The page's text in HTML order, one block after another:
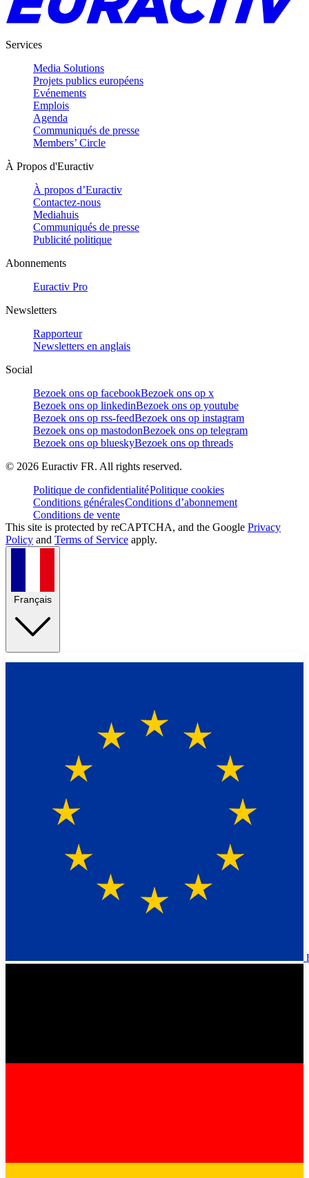
Services
Media Solutions
Projets publics européens
Evénements
Emplois
Agenda
Communiqués de presse
Members’ Circle
À Propos d'Euractiv
À propos d’Euractiv
Contactez-nous
Mediahuis
Communiqués de presse
Publicité politique
Abonnements
Euractiv Pro
Newsletters
Rapporteur
Newsletters en anglais
Social
Bezoek ons op facebookBezoek ons op x
Bezoek ons op linkedinBezoek ons op youtube
Bezoek ons op rss-feedBezoek ons op instagram
Bezoek ons op mastodonBezoek ons op telegram
Bezoek ons op blueskyBezoek ons op threads
© 2026 Euractiv FR. All rights reserved.
Politique de confidentialitéPolitique cookies
Conditions généralesConditions d’abonnement
Conditions de vente
This site is protected by reCAPTCHA, and the Google Privacy
Policy and Terms of Service apply.
Français